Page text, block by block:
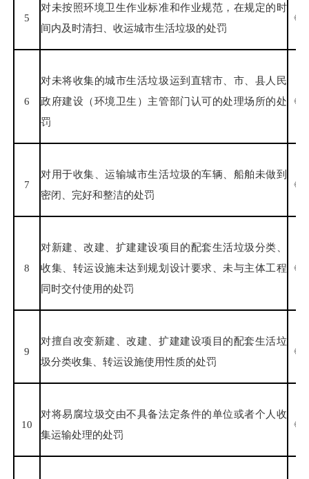
5
对未按照环境卫生作业标准和作业规范，在规定的时
间内及时清扫、收运城市生活垃圾的处罚
《
6
对未将收集的城市生活垃圾运到直辖市、市、县人民
政府建设（环境卫生）主管部门认可的处理场所的处
罚
《
7
对用于收集、运输城市生活垃圾的车辆、船舶未做到
密闭、完好和整洁的处罚
《
8
对新建、改建、扩建建设项目的配套生活垃圾分类、
收集、转运设施未达到规划设计要求、未与主体工程
同时交付使用的处罚
《
9
对擅自改变新建、改建、扩建建设项目的配套生活垃
圾分类收集、转运设施使用性质的处罚
《
10
对将易腐垃圾交由不具备法定条件的单位或者个人收
集运输处理的处罚
《